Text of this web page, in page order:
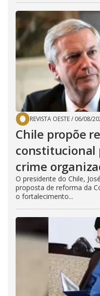
REVISTA OESTE/ 06/08/
Chile propõe
constitucional
crime
O presidente do Chile,
proposta de reforma da
o fortalecimento...